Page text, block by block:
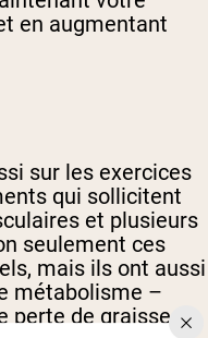
en augmentant
sur les exercices
qui sollicitent
et plusieurs
seulement ces
mais ils ont aussi
métabolisme –
perte de graisse.